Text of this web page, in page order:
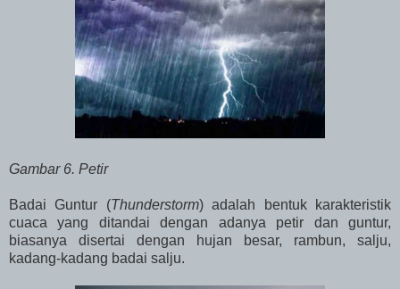
Gambar 6. Petir
Badai Guntur (Thunderstorm) adalah bentuk karakteristik
cuaca yang ditandai dengan adanya petir dan guntur,
biasanya disertai dengan hujan besar, rambun, salju,
kadang-kadang badai salju.